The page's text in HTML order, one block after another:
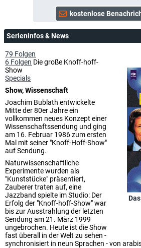
Serieninfos & News
79 Folgen
6 Folgen Die große Knoff-hoff-
Show
Specials
Show, Wissenschaft
Joachim Bublath entwickelte
Mitte der 80er Jahre ein
vollkommen neues Konzept einer
Wissenschaftssendung und ging
am 16. Februar 1986 zum ersten
Mal mit seiner "Knoff-Hoff-Show"
auf Sendung.
Naturwissenschaftliche
Experimente wurden als
"Kunststücke" präsentiert,
Zauberer traten auf, eine
Jazzband spielte im Studio: Der
Erfolg der "Knoff-hoff-Show" war
bis zur Ausstrahlung der letzten
Sendung am 21. März 1999
ungebrochen. Heute ist die Show
fast überall in der Welt zu sehen -
synchronisiert in neun Sprachen - von